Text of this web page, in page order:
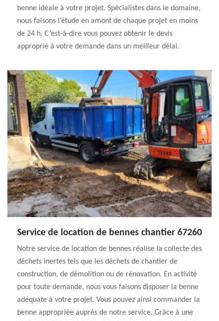
benne idéale à votre projet. Spécialistes dans le domaine,
nous faisons l’étude en amont de chaque projet en moins
de 24 h. C’est-à-dire vous pouvez obtenir le devis
approprié à votre demande dans un meilleur délai.
Service de location de bennes chantier 67260
Notre service de location de bennes réalise la collecte des
déchets inertes tels que les déchets de chantier de
construction, de démolition ou de rénovation. En activité
pour toute demande, nous vous faisons disposer la benne
adéquate à votre projet. Vous pouvez ainsi commander la
benne appropriée auprès de notre service. Grâce à une